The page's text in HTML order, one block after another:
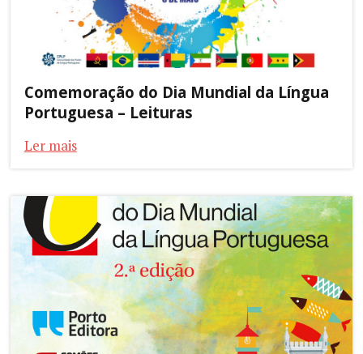
Comemoração do Dia Mundial da Língua
Portuguesa – Leituras
Ler mais